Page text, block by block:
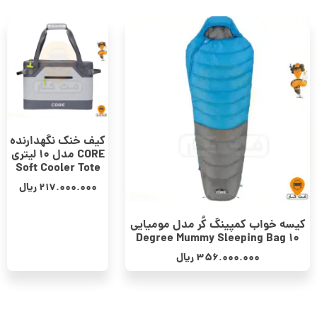
کیسه خواب کمپینگ کُر مدل مومیایی
10 Degree Mummy Sleeping Bag
356.000.000 ریال
کیف خنک نگهدارنده
CORE مدل 10 لیتری
Soft Cooler Tote
217.000.000 ریال